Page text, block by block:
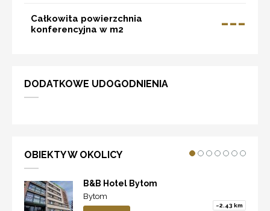
Całkowita powierzchnia
konferencyjna w m2
---
DODATKOWE UDOGODNIENIA
OBIEKTY W OKOLICY
B&B Hotel Bytom
Bytom
~2.43 km